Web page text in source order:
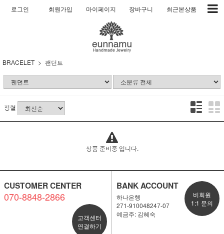
로그인 회원가입 마이페이지 장바구니 최근본상품
BRACELET 팬던트
정렬
상품 준비중 입니다.
CUSTOMER CENTER
070-8848-2866
고객센터
연결하기
BANK ACCOUNT
하나은행
271-910048247-07
예금주: 김혜숙
비회원
1:1 문의